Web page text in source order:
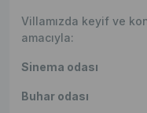
Villamızda keyif ve
amacıyla:
Sinema odası
Buhar odası